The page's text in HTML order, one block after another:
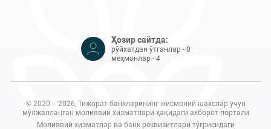
Ҳозир сайтда:
рўйхатдан ўтганлар - 0
меҳмонлар - 4
© 2020 – 2026, Тижорат банкларининг жисмоний шахслар учун
мўлжалланган молиявий хизматлари ҳақидаги ахборот портали
Молиявий хизматлар ва банк реквизитлари тўғрисидаги